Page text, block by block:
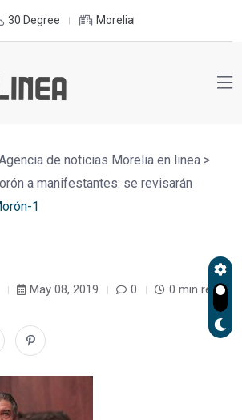
30 Degree Morelia
de noticias Morelia en linea >
a manifestantes: se revisarán
1
May 08, 2019 0 0 min read